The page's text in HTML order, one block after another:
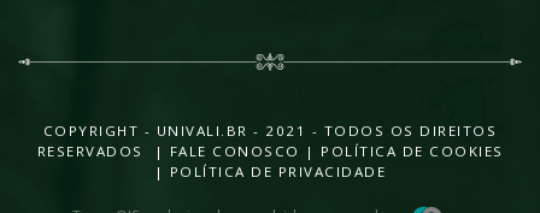
COPYRIGHT - UNIVALI.BR - 2021 - TODOS OS DIREITOS
RESERVADOS |
FALE CONOSCO | POLÍTICA DE COOKIES
| POLÍTICA DE PRIVACIDADE